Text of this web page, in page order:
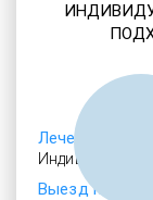
Лечение
Выезд